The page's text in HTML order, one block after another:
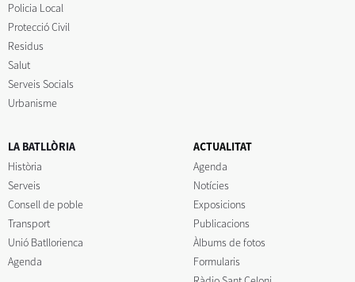
Policia Local
Protecció Civil
Residus
Salut
Serveis Socials
Urbanisme
LA BATLLÒRIA
Història
Serveis
Consell de poble
Transport
Unió Batllorienca
Agenda
ACTUALITAT
Agenda
Notícies
Exposicions
Publicacions
Àlbums de fotos
Formularis